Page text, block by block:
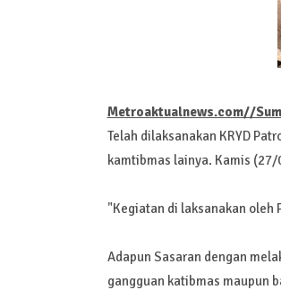
Metroaktualnews.com//
Telah dilaksanakan KRYD
kamtibmas lainya. Kamis
"Kegiatan di laksanakan oleh
Adapun Sasaran dengan
gangguan katibmas maupun